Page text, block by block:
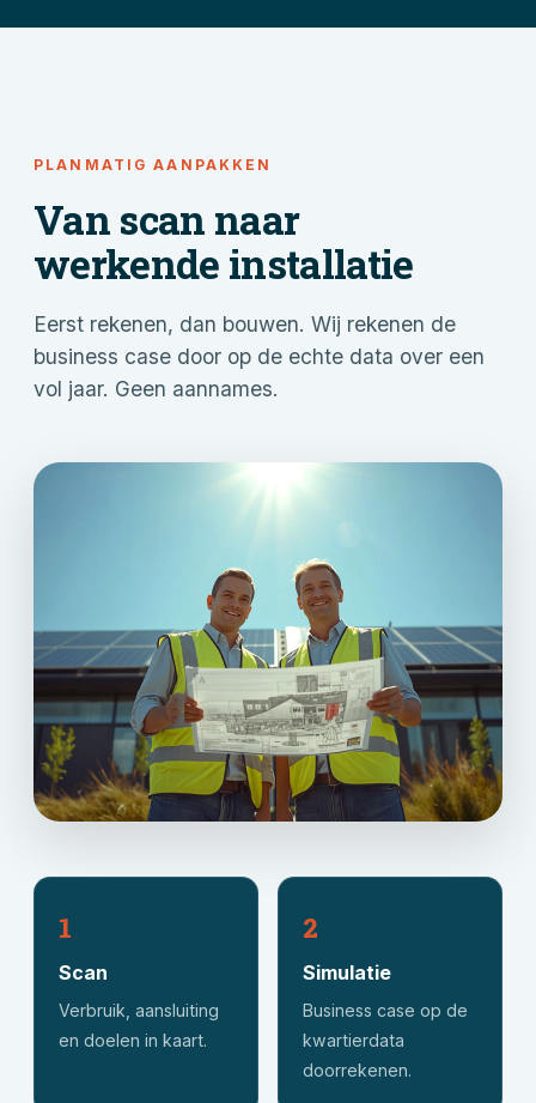
PLANMATIG AANPAKKEN
Van scan naar
werkende installatie
Eerst rekenen, dan bouwen. Wij rekenen de
business case door op de echte data over een
vol jaar. Geen aannames.
1
Scan
Verbruik, aansluiting
en doelen in kaart.
2
Simulatie
Business case op de
kwartierdata
doorrekenen.